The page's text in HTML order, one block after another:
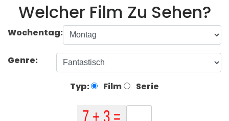
Welcher Film Zu Sehen?
Wochentag:
Genre:
Typ: Film Serie